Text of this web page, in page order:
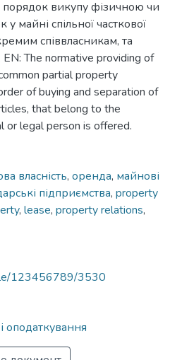
порядок викупу фізичною чи
майні спільної часткової
співвласникам, та
The normative providing of
partial property
of buying and separation of
that belong to the
or legal person is offered.
власність, оренда, майнові
підприємства, property
, lease, property relations,
123456789/3530
оподаткування